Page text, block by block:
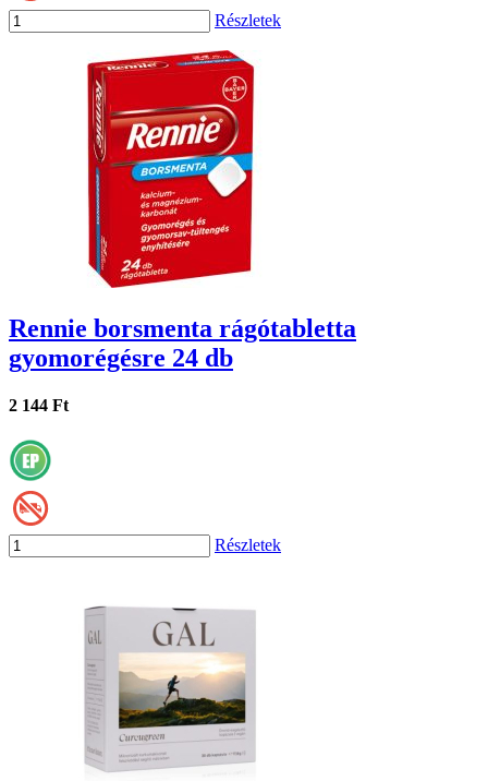
Részletek
Rennie borsmenta rágótabletta
gyomorégésre 24 db
2 144 Ft
Részletek